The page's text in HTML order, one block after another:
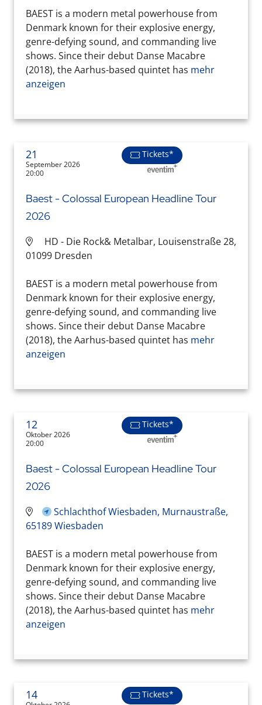
BAEST is a modern metal powerhouse from
Denmark known for their explosive energy,
genre-defying sound, and commanding live
shows. Since their debut Danse Macabre
(2018), the Aarhus-based quintet has mehr
anzeigen
21
September 2026
20:00
Tickets*
Baest - Colossal European Headline Tour
2026
HD - Die Rock& Metalbar, Louisenstraße 28,
01099 Dresden
BAEST is a modern metal powerhouse from
Denmark known for their explosive energy,
genre-defying sound, and commanding live
shows. Since their debut Danse Macabre
(2018), the Aarhus-based quintet has mehr
anzeigen
12
Oktober 2026
20:00
Tickets*
Baest - Colossal European Headline Tour
2026
Schlachthof Wiesbaden, Murnaustraße,
65189 Wiesbaden
BAEST is a modern metal powerhouse from
Denmark known for their explosive energy,
genre-defying sound, and commanding live
shows. Since their debut Danse Macabre
(2018), the Aarhus-based quintet has mehr
anzeigen
14 Tickets*